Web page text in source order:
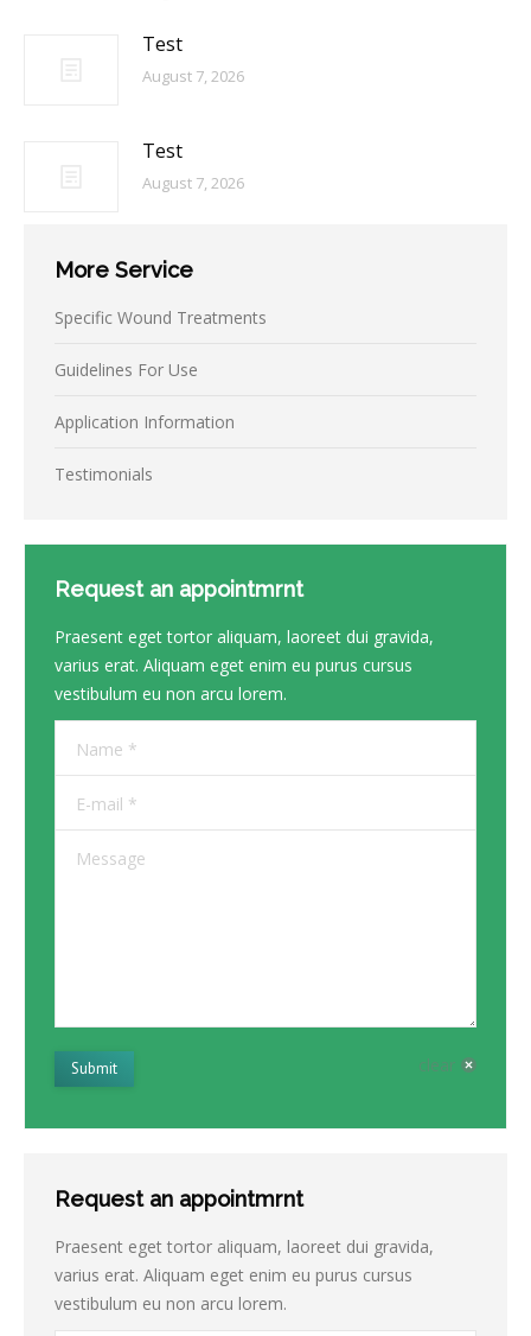
Test
August 7, 2026
Test
August 7, 2026
More Service
Specific Wound Treatments
Guidelines For Use
Application Information
Testimonials
Request an appointmrnt
Praesent eget tortor aliquam, laoreet dui gravida,
varius erat. Aliquam eget enim eu purus cursus
vestibulum eu non arcu lorem.
Name *
E-mail *
Message
Submit clear
Request an appointmrnt
Praesent eget tortor aliquam, laoreet dui gravida,
varius erat. Aliquam eget enim eu purus cursus
vestibulum eu non arcu lorem.